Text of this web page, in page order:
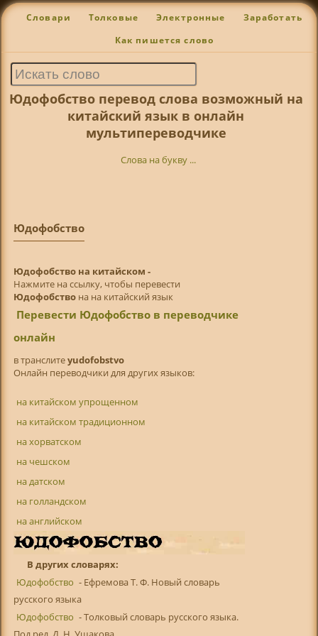
Словари Толковые Электронные Заработать
Как пишется слово
Юдофобство перевод слова возможный на
китайский язык в онлайн
мультипереводчике
Слова на букву ...
Юдофобство
Юдофобство на китайском -
Нажмите на ссылку, чтобы перевести
Юдофобствона на китайский язык
Перевести Юдофобство в переводчике
онлайн
в транслитeyudofobstvo
Онлайн переводчики для других языков:
на китайском упрощенном
на китайском традиционном
на хорватском
на чешском
на датском
на голландском
на английском
В других словарях:
Юдофобство - Ефремова Т. Ф. Новый словарь
русского языка
Юдофобство - Толковый словарь русского языка.